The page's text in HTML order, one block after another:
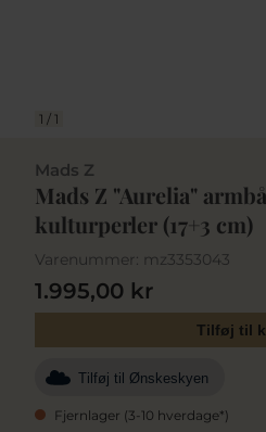
1 / 1
Mads Z
Mads Z "Aurelia"
kulturperler (17+3 cm)
Varenummer: mz3353043
1.995,00 kr
Tilføj til
Tilføj til Ønskeskyen
Fjernlager (3-10 hverdage*)